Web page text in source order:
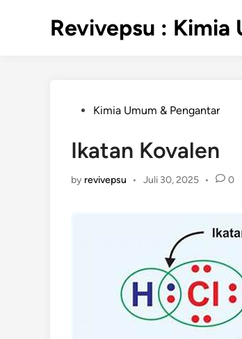
Revivepsu : Kimia
PostedKimia Umum & Pengantar
Ikatan Kovalen
by revivepsu • Juli 30, 2025 • 0